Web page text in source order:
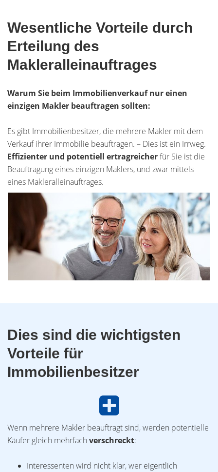
Wesentliche Vorteile durch
Erteilung des
Makleralleinauftrages
Warum Sie beim Immobilienverkauf nur einen
einzigen Makler beauftragen sollten:
Es gibt Immobilienbesitzer, die mehrere Makler mit dem
Verkauf ihrer Immobilie beauftragen. – Dies ist ein Irrweg.
Effizienter und potentiell ertragreicherfür Sie ist die
Beauftragung eines einzigen Maklers, und zwar mittels
eines Makleralleinauftrages.
Dies sind die wichtigsten
Vorteile für
Immobilienbesitzer
Wenn mehrere Makler beauftragt sind, werden potentielle
Käufer gleich mehrfach verschreckt:
Interessenten wird nicht klar, wer eigentlich